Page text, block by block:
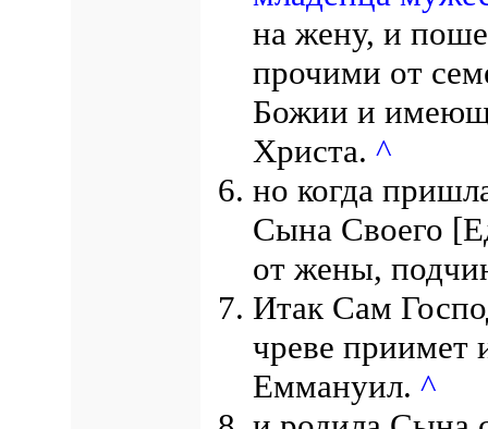
на жену, и
прочими от
Божии и
Христа. ^
но когда
Сына Своего
от жены,
Итак Сам
чреве приимет
Еммануил. ^